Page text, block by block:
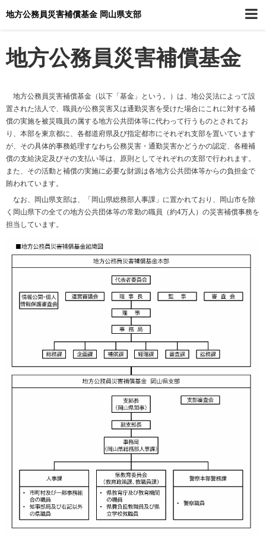
地方公務員災害補償基金 岡山県支部
地方公務員災害補償基金
地方公務員災害補償基金（以下「基金」という。）は、地公災法によって設
置された法人で、職員が公務災害又は通勤災害を受けた場合にこれに対する補
償の実施を被災職員の属する地方公共団体等に代わって行うものとされてお
り、本部を東京都に、各都道府県及び指定都市にそれぞれ支部を置いています
が、その具体的事務処理すなわち公務災害・通勤災害かどうかの認定、各種補
償の支給決定及びその支払い等は、原則としてそれぞれの支部で行われます。
また、その活動と補償の実施に必要な財源は各地方公共団体等からの負担金で
賄われています。
なお、岡山県支部は、「岡山県総務部人事課」に置かれており、岡山市を除
く岡山県下の全ての地方公共団体等の常勤の職員（約4万人）の災害補償事務を
担当しています。